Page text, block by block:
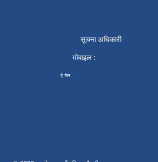
सूचना अधिकारी
मोबाइल :
ई-मेल :